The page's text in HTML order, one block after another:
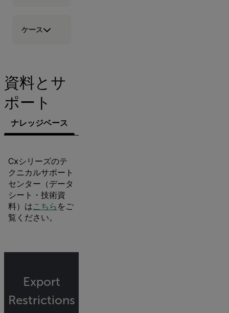
ケース
資料とサ
ポート
ナレッジベース
Cxシリーズのテ
クニカルサポート
センター（データ
シート・技術資
料）はこちら をご
覧ください。
Export
Restrictions